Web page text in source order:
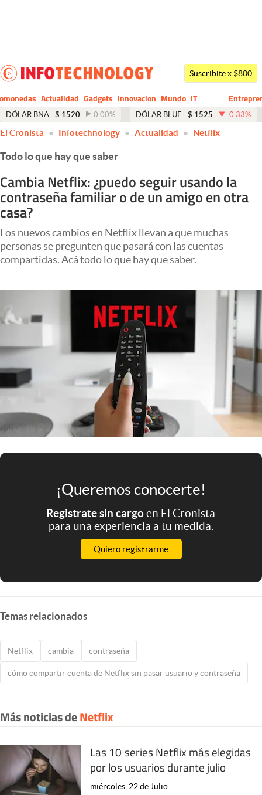
Dólar
Economía y Política
Finanzas y Mercados
Mercados Online
Negocios
Columnistas
Apertura
Clase
Clima
Eventos Corporativos
El Cronista Studio
abre en nueva pestaña
Argentina
Suscribite x $800
Actualidad Gadgets Innovacion Mundo
CIO
IT
Business
DÓLAR BNA $ 1520 0.00% DÓLAR BLUE $ 1525 -0.33%
El Cronista Infotechnology Actualidad Netflix
Todo lo que hay que saber
Cambia Netflix: ¿puedo seguir usando la
contraseña familiar o de un amigo en otra
casa?
Los nuevos cambios en Netflix llevan a que muchas
personas se pregunten que pasará con las cuentas
compartidas. Acá todo lo que hay que saber.
¡Queremos conocerte!
Registrate sin cargoen El Cronista
para una experiencia a tu medida.
Quiero registrarme
Temas relacionados
Netflix cambia contraseña
cómo compartir cuenta de Netflix sin pasar usuario y contraseña
Más noticias deNetflix
Las 10 series Netflix más elegidas
por los usuarios durante julio
miércoles, 22 de Julio